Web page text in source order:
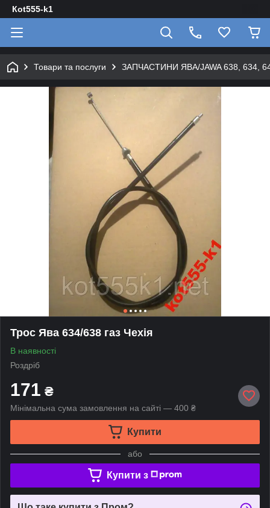
Кot555-k1
Товари та послуги ЗАПЧАСТИНИ ЯВА/JAWA 638, 634,
Трос Ява 634/638 газ Чехія
В наявності
Роздріб
171 ₴
Мінімальна сума замовлення на сайті — 400 ₴
Купити
або
Купити з